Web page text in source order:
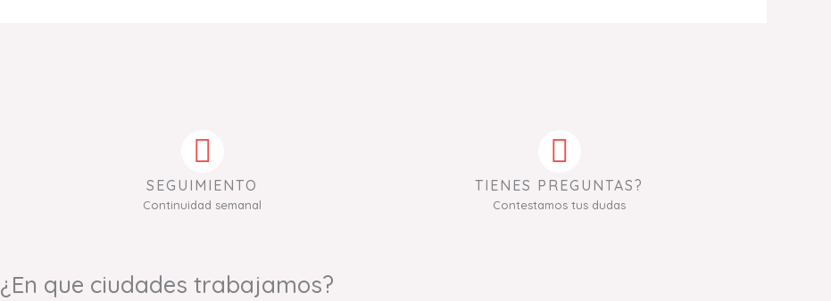
SEGUIMIENTO
Continuidad semanal
TIENES PREGUNTAS?
Contestamos tus dudas
¿En que ciudades trabajamos?